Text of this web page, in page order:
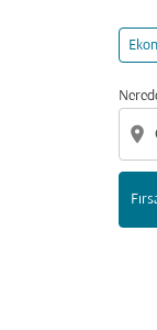
location_on